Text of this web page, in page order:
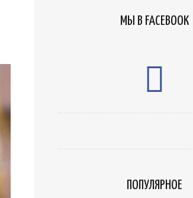
МЫ В FACEBOOK
ПОПУЛЯРНОЕ